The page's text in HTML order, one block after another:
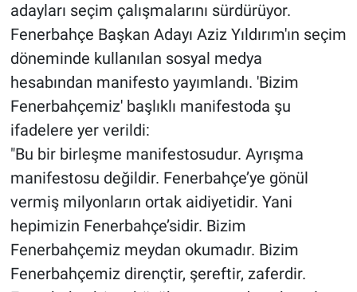
adayları seçim çalışmalarını sürdürüyor.
Fenerbahçe Başkan Adayı Aziz Yıldırım'ın seçim
döneminde kullanılan sosyal medya
hesabından manifesto yayımlandı. 'Bizim
Fenerbahçemiz' başlıklı manifestoda şu
ifadelere yer verildi:
"Bu bir birleşme manifestosudur. Ayrışma
manifestosu değildir. Fenerbahçe’ye gönül
vermiş milyonların ortak aidiyetidir. Yani
hepimizin Fenerbahçe’sidir. Bizim
Fenerbahçemiz meydan okumadır. Bizim
Fenerbahçemiz dirençtir, şereftir, zaferdir.